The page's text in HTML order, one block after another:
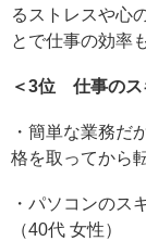
るストレスや心
とで仕事の効率
＜3位 仕事のス
・簡単な業務だ
格を取ってから
・パソコンのス
（40代 女性）